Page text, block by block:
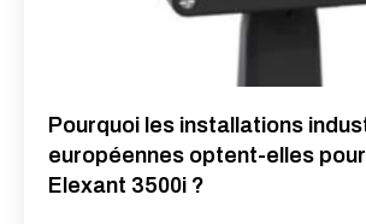
Pourquoi les installations
européennes optent-elles
Elexant 3500i ?